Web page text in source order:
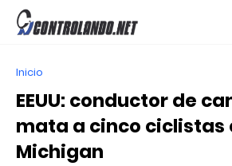
Inicio
EEUU: conductor de
mata a cinco ciclistas
Michigan